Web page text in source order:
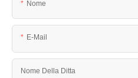
Nome
E-Mail
Nome Della Ditta